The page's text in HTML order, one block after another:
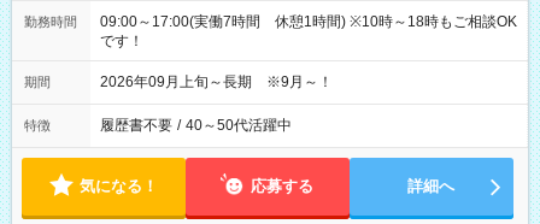
勤務時間
09:00～17:00(実働7時間 休憩1時間) ※10時～18時もご相談OK
です！
期間 2026年09月上旬～長期 ※9月～！
特徴 履歴書不要 / 40～50代活躍中
気になる！ 応募する 詳細へ